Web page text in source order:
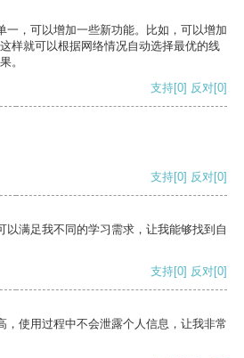
一，可以增加一些新功能。比如，可以增加
样就可以根据网络情况自动选择最优的线
。
支持[0] 反对[0]
支持[0] 反对[0]
以满足我不同的学习需求，让我能够找到自
支持[0] 反对[0]
，使用过程中不会泄露个人信息，让我非常